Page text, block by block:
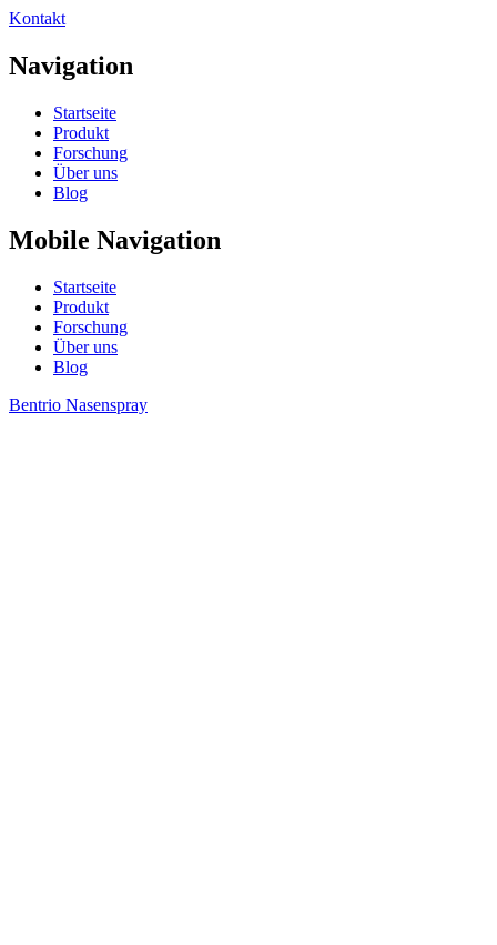
Kontakt
Navigation
Startseite
Produkt
Forschung
Über uns
Blog
Mobile Navigation
Startseite
Produkt
Forschung
Über uns
Blog
Bentrio Nasenspray